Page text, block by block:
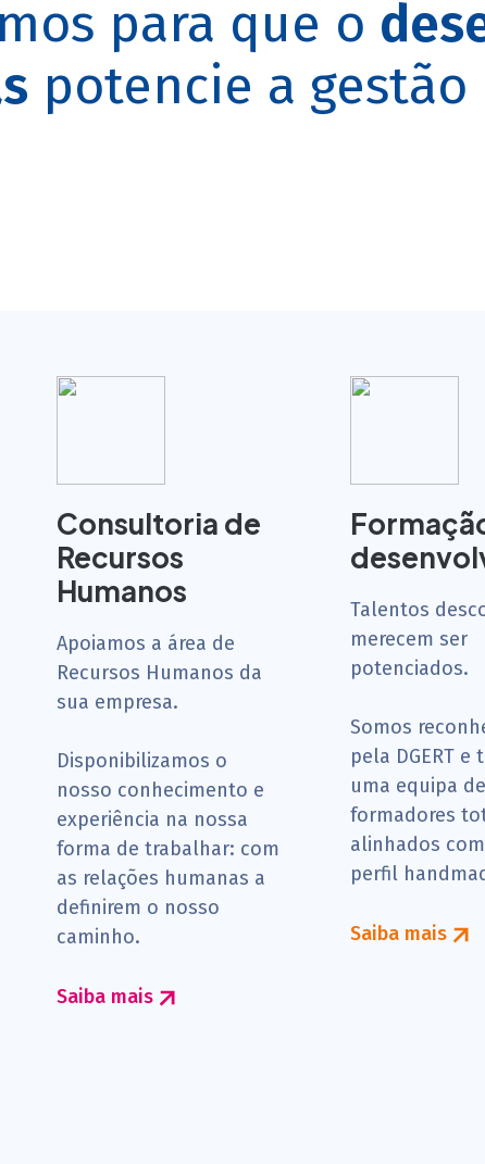
para que o
potencie a gestão
Consultoria de
Recursos
Humanos
Apoiamos a área de
Recursos Humanos da
sua empresa.
Disponibilizamos o
nosso conhecimento e
experiência na nossa
forma de trabalhar: com
as relações humanas a
definirem o nosso
caminho.
Saiba mais
Talentos
merecem ser
potenciados.
Somos
pela DGERT e
uma equipa de
formadores
alinhados
perfil
Saiba mais